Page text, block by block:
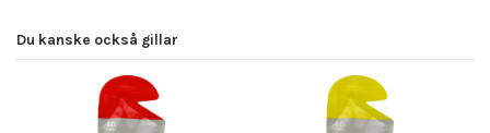
Du kanske också gillar